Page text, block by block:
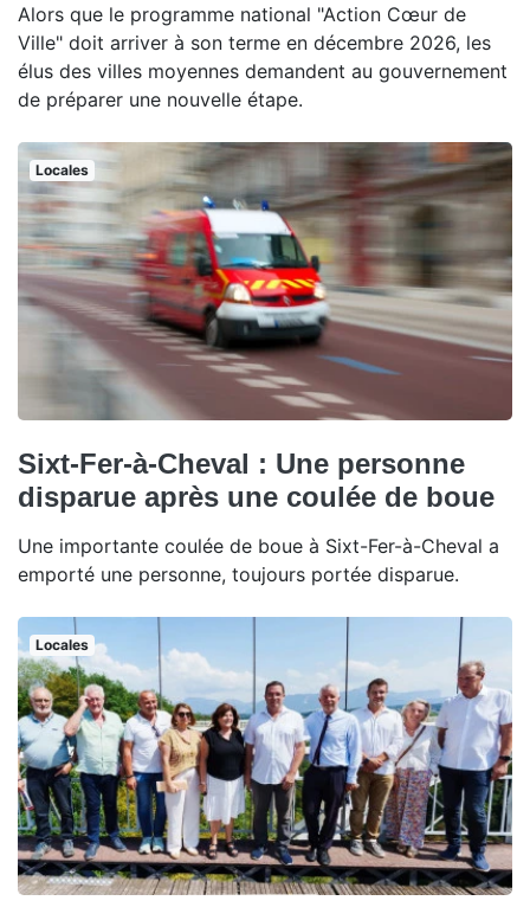
Alors que le programme national "Action Cœur de
Ville" doit arriver à son terme en décembre 2026, les
élus des villes moyennes demandent au gouvernement
de préparer une nouvelle étape.
Locales
Sixt-Fer-à-Cheval : Une personne
disparue après une coulée de boue
Une importante coulée de boue à Sixt-Fer-à-Cheval a
emporté une personne, toujours portée disparue.
Locales